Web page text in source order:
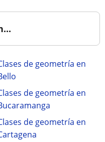
de geometría en
de geometría en
de geometría en